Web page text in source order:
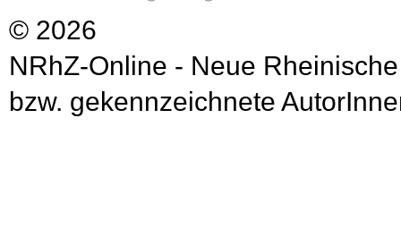
© 2026
NRhZ-Online - Neue
bzw. gekennzeichnete